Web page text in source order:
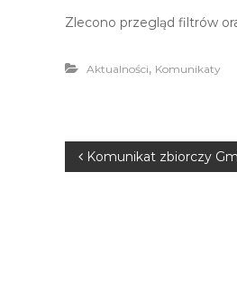
Zlecono przegląd filtrów
Aktualności, Komunikaty
N Komunikat zbiorczy